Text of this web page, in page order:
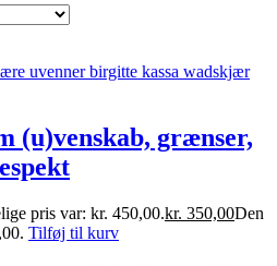
(u)venskab, grænser,
pris var: kr. 450,00.kr. 350,00Den
Tilføj til kurv